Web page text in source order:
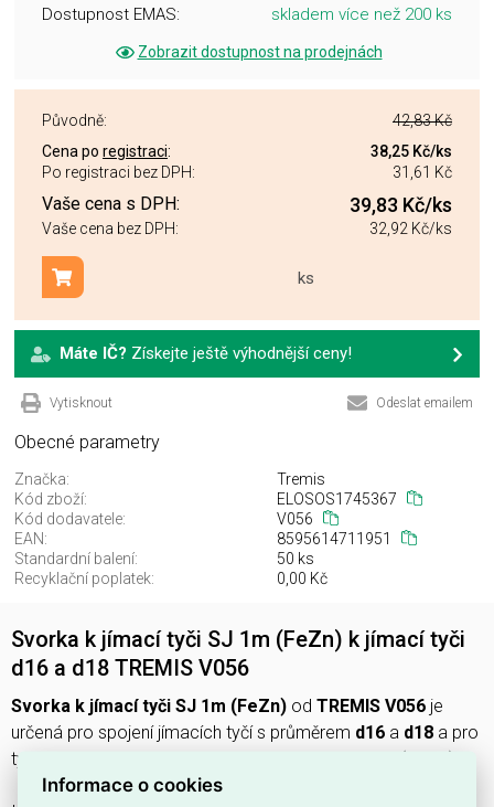
Dostupnost EMAS: skladem více než 200 ks
Zobrazit dostupnost na prodejnách
Původně:
42,83 Kč
Cena po registraci: 38,25 Kč/ks
Po registraci bez DPH:
31,61 Kč
Vaše cena s DPH: 39,83 Kč/ks
Vaše cena bez DPH: 32,92 Kč/ks
ks
Přidat do košíku
Máte IČ? Získejte ještě výhodnější ceny!
Vytisknout Odeslat emailem
Obecné parametry
Značka:
Tremis
Kód zboží:
ELOSOS1745367
Kód dodavatele:
V056
EAN:
8595614711951
Standardní balení:
50 ks
Recyklační poplatek:
0,00 Kč
Svorka k jímací tyči SJ 1m (FeZn) k jímací tyči
d16 a d18 TREMIS V056
Svorka k jímací tyči SJ 1m (FeZn) od TREMIS V056 je
určená pro spojení jímacích tyčí s průměrem d16 a d18 a pro
tyče délky
Informace o cookies